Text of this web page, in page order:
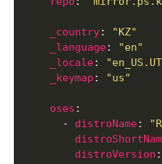
_country:
"KZ"
_language:
"en"
_locale:
_keymap : "us"
oses
      -
distroName:
distroVersion :